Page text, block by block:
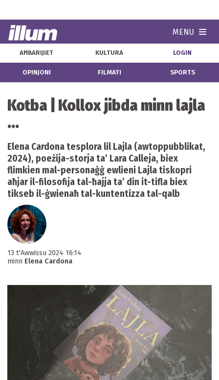
MENU
AĦBARIJIET KULTURA LOGIN
OPINJONI FILMATI SPORTS
Kotba | Kollox jibda minn lajla
...
Elena Cardona tesplora lil Lajla (awtoppubblikat,
2024), poeżija-storja ta’ Lara Calleja, biex
flimkien mal-personaġġ ewlieni Lajla tiskopri
aħjar il-filosofija tal-ħajja ta’ din it-tifla biex
tikseb il-ġwienaħ tal-kuntentizza tal-qalb
13 t'Awwissu 2024 16:14
minn Elena Cardona